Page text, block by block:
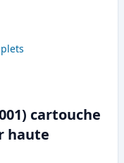
cartouche
haute